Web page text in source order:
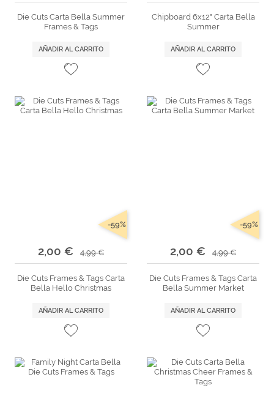
Die Cuts Carta Bella Summer
Frames & Tags
AÑADIR AL CARRITO
Chipboard 6x12" Carta Bella
Summer
AÑADIR AL CARRITO
2,00 € 4,99 €
-59%
Die Cuts Frames & Tags Carta
Bella Hello Christmas
AÑADIR AL CARRITO
2,00 € 4,99 €
-59%
Die Cuts Frames & Tags Carta
Bella Summer Market
AÑADIR AL CARRITO